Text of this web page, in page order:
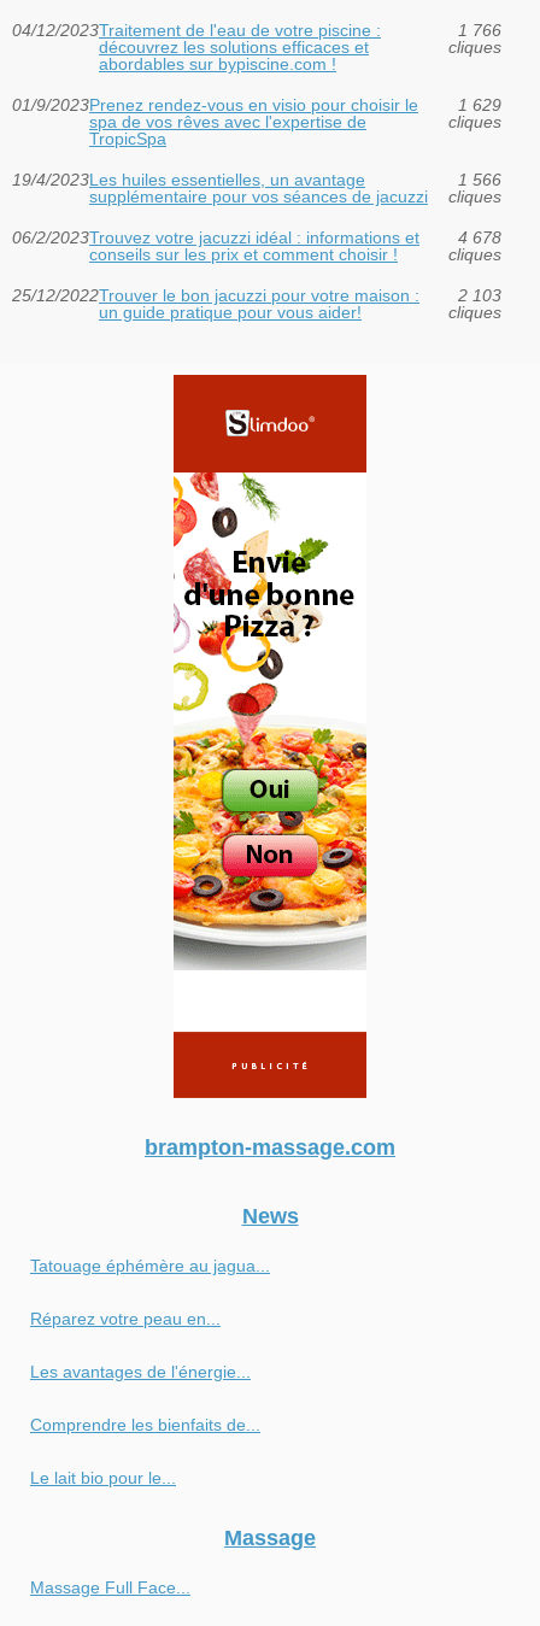
04/12/2023Traitement de l'eau de votre piscine :
découvrez les solutions efficaces et
abordables sur bypiscine.com !
1 766
cliques
01/9/2023Prenez rendez-vous en visio pour choisir le
spa de vos rêves avec l'expertise de
TropicSpa
1 629
cliques
19/4/2023Les huiles essentielles, un avantage
supplémentaire pour vos séances de jacuzzi
1 566
cliques
06/2/2023Trouvez votre jacuzzi idéal : informations et
conseils sur les prix et comment choisir !
4 678
cliques
25/12/2022Trouver le bon jacuzzi pour votre maison :
un guide pratique pour vous aider!
2 103
cliques
brampton-massage.com
News
Tatouage éphémère au jagua...
Réparez votre peau en...
Les avantages de l'énergie...
Comprendre les bienfaits de...
Le lait bio pour le...
Massage
Massage Full Face...